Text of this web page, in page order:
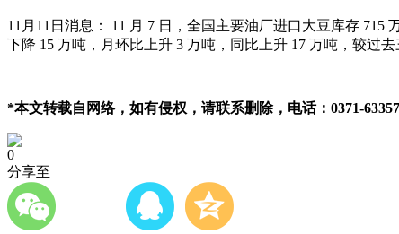
11月11日消息： 11 月 7 日，全国主要油厂进口大豆库存
下降 15 万吨，月环比上升 3 万吨，同比上升 17 万吨，较过去
*本文转载自网络，如有侵权，请联系删除，电话：0371-
0
分享至